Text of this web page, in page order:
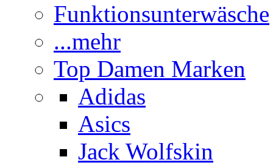
Funktionsunterwäsche
...mehr
Top Damen Marken
Adidas
Asics
Jack Wolfskin